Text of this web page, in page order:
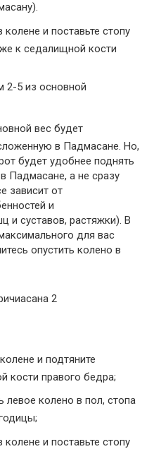
колене и поставьте стопу
к седалищной кости
2-5 из основной
вес будет
в Падмасане. Но,
будет удобнее поднять
Падмасане, а не сразу
зависит от
и
и суставов, растяжки). В
для вас
опустить колено в
2
и подтяните
кости правого бедра;
левое колено в пол, стопа
колене и поставьте стопу